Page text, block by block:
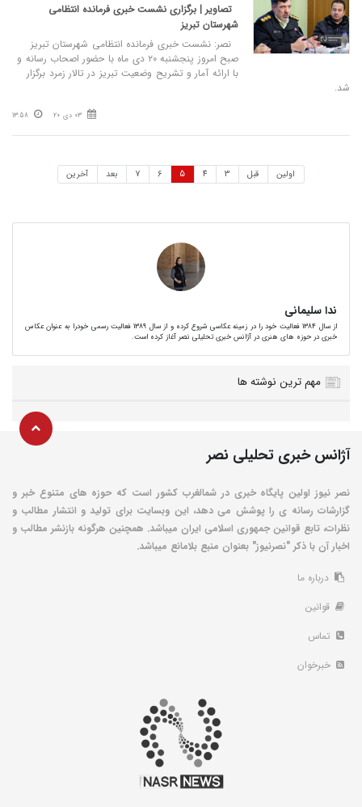
تصاویر | برگزاری نشست خبری فرمانده انتظامی
شهرستان تبریز
نصر: نشست خبری فرمانده انتظامی شهرستان تبریز
صبح امروز پنجشنبه ٢٠ دی ماه با حضور اصحاب رسانه و
با ارائه آمار و تشریح وضعیت تبریز در تالار زمرد برگزار
شد.
03 دی 20 13:58
اولین قبل 3
4
5
6
7 بعد آخرین
ندا سلیمانی
از سال 1384 فعالیت خود را در زمینه عکاسی شروع کرده و از سال 1389 فعالیت رسمی خودرا به عنوان عکاس
خبری در حوزه های هنری در آژانس خبری تحلیلی نصر آغاز کرده است.
مهم ترین نوشته ها
آژانس خبری تحلیلی نصر
نصر نیوز اولین پایگاه خبری در شمالغرب کشور است که حوزه های متنوع خبر و
گزارشات رسانه ی را پوشش می دهد، این وبسایت برای تولید و انتشار مطالب و
نظرات، تابع قوانین جمهوری اسلامی ایران میباشد. همچنین هرگونه بازنشر مطالب و
اخبار آن با ذکر "نصرنیوز" بعنوان منبع بلامانع میباشد.
درباره ما
قوانین
تماس
خبرخوان